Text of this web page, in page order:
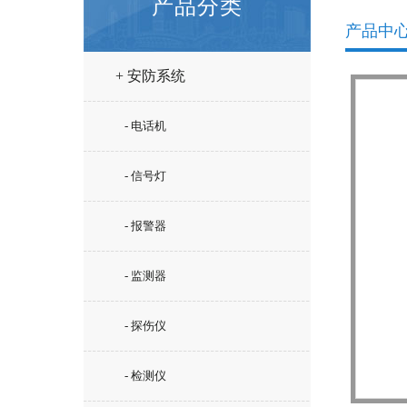
产品分类
+ 安防系统
- 电话机
- 信号灯
- 报警器
- 监测器
- 探伤仪
- 检测仪
产品中